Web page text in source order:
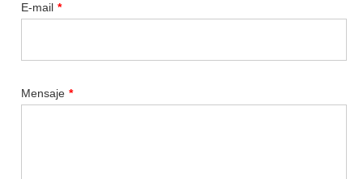
E-mail *
Mensaje *